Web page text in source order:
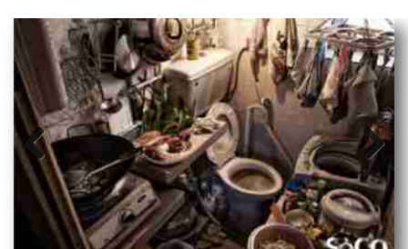
Prev
ious
Next